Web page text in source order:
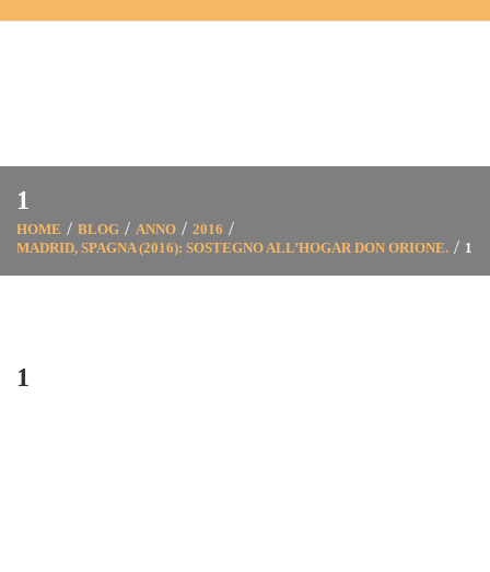
1
HOME BLOG ANNO
2016
MADRID, SPAGNA (2016): SOSTEGNO ALL’HOGAR DON ORIONE.
1
1